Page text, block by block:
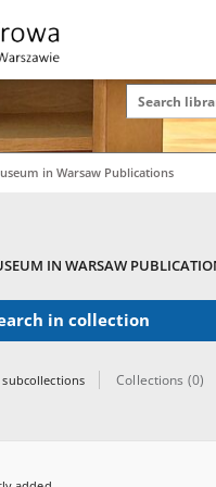
in Warsaw Publications
IN WARSAW
in collection
subcollections Collections (0)